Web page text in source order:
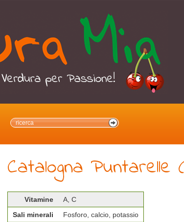
Catalogna Puntarelle
Vitamine
A, C
Sali minerali
Fosforo, calcio, potassio